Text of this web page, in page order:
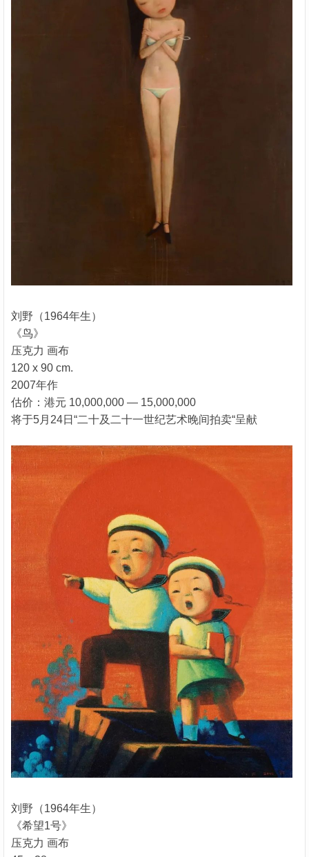
刘野（1964年生）
《鸟》
压克力 画布
120 x 90 cm.
2007年作
估价：港元 10,000,000 — 15,000,000
将于5月24日“二十及二十一世纪艺术晚间拍卖“呈献
刘野（1964年生）
《希望1号》
压克力 画布